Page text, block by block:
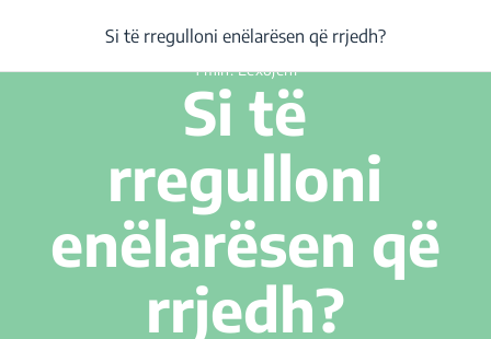
Si të rregulloni enëlarësen që rrjedh?
1 min. Lexojeni
Si të
rregulloni
enëlarësen që
rrjedh?
Si të rregulloni enëlarësen që rrjedh?